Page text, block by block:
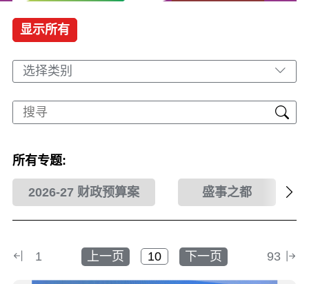
显示所有
选择类别
所有专题:
2026-27 财政预算案 盛事之都
1 上一页 下一页 93